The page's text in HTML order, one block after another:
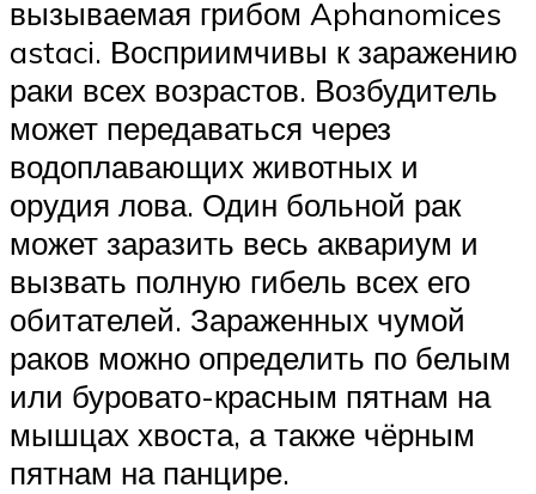
вызываемая грибом Aphanomices
astaci. Восприимчивы к заражению
раки всех возрастов. Возбудитель
может передаваться через
водоплавающих животных и
орудия лова. Один больной рак
может заразить весь аквариум и
вызвать полную гибель всех его
обитателей. Зараженных чумой
раков можно определить по белым
или буровато-красным пятнам на
мышцах хвоста, а также чёрным
пятнам на панцире.